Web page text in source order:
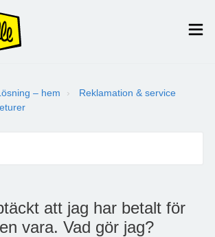
– hem
Reklamation & service
att jag har betalt för
vara. Vad gör jag?